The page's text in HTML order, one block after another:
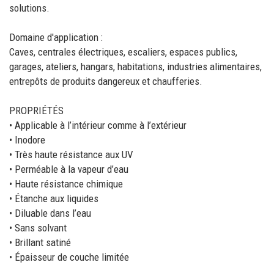
solutions.
Domaine d'application :
Caves, centrales électriques, escaliers, espaces publics,
garages, ateliers, hangars, habitations, industries alimentaires,
entrepôts de produits dangereux et chaufferies.
PROPRIÉTÉS
• Applicable à l’intérieur comme à l’extérieur
• Inodore
• Très haute résistance aux UV
• Perméable à la vapeur d’eau
• Haute résistance chimique
• Étanche aux liquides
• Diluable dans l’eau
• Sans solvant
• Brillant satiné
• Épaisseur de couche limitée